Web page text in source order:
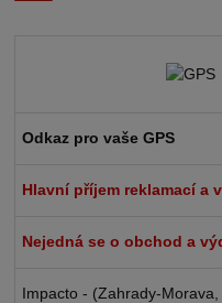
Odkaz pro vaše GPS
Hlavní příjem reklamací a
Nejedná se o obchod a
Impacto - (Zahrady-